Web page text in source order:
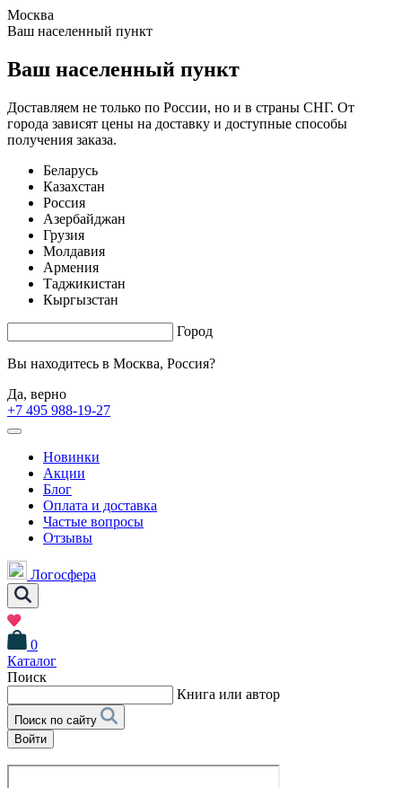
Москва
Ваш населенный пункт
Ваш населенный пункт
Доставляем не только по России, но и в страны СНГ. От
города зависят цены на доставку и доступные способы
получения заказа.
Беларусь
Казахстан
Россия
Азербайджан
Грузия
Молдавия
Армения
Таджикистан
Кыргызстан
Город
Вы находитесь в Москва, Россия?
Да, верно
+7 495 988-19-27
Новинки
Акции
Блог
Оплата и доставка
Частые вопросы
Отзывы
Логосфера
0
Каталог
Поиск
Книга или автор
Поиск по сайту
Войти